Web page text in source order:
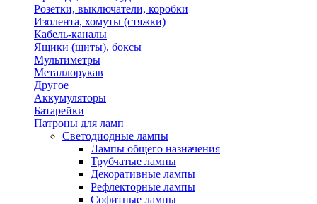
Розетки, выключатели, коробки
Изолента, хомуты (стяжки)
Кабель-каналы
Ящики (щиты), боксы
Мультиметры
Металлорукав
Другое
Аккумуляторы
Батарейки
Патроны для ламп
Светодиодные лампы
Лампы общего назначения
Трубчатые лампы
Декоративные лампы
Рефлекторные лампы
Софитные лампы